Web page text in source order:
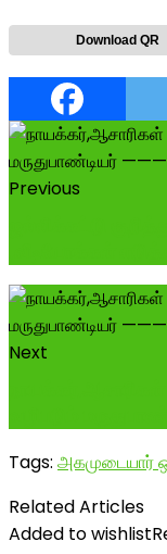
Download QR
Previous
Next
Tags: அகமுடையார்
Related Articles
Added to wishlist